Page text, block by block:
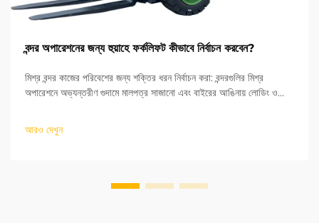
বন্দর অপারেশনের জন্য হুয়াহে ফর্কলিফট কীভাবে নির্বাচন করবেন?
মিশ্র বন্দর কাজের পরিবেশের জন্য শক্তির ধরন নির্বাচন করা: বন্দরগুলির মিশ্র
অপারেশনে অভ্যন্তরীণ গুদামে মালপত্র সাজানো এবং বাইরের আঙিনায় লোডিং ও
আরও দেখুন